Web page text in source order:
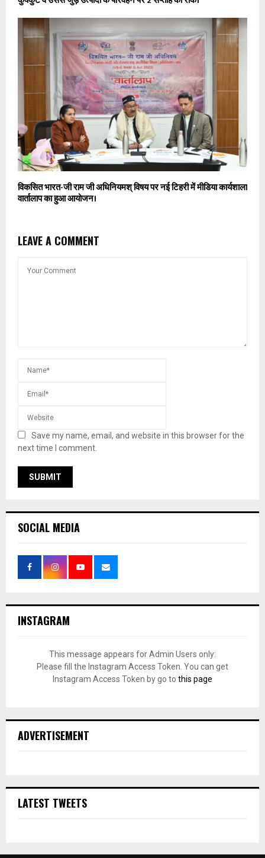
विकसित भारत-जी राम जी अधिनियमश् विषय पर नई टिहरी में मीडिया कार्यशाला
वार्तालाप का हुआ आयोजन।
LEAVE A COMMENT
Save my name, email, and website in this browser for the
next time I comment.
SOCIAL MEDIA
INSTAGRAM
This message appears for Admin Users only:
Please fill the Instagram Access Token. You can get
Instagram Access Token by go to this page
ADVERTISEMENT
LATEST TWEETS